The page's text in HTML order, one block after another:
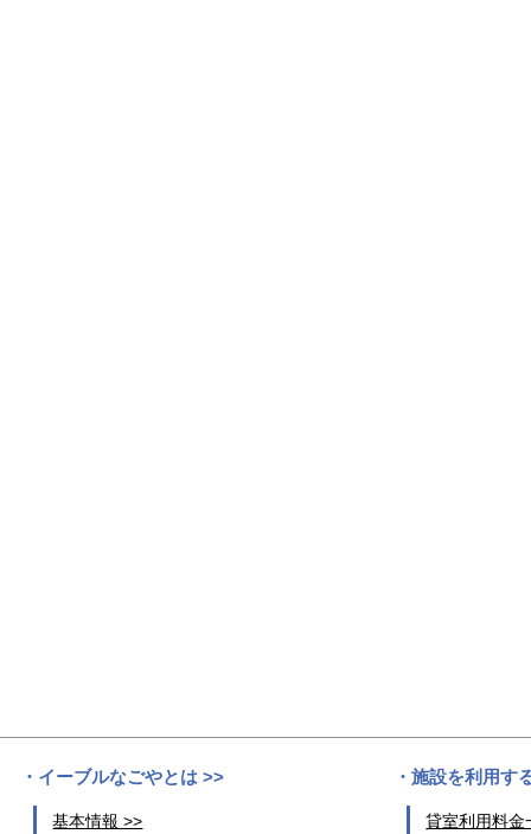
イーブルなごやとは >>
基本情報 >>
施設を利用す
貸室利用料金